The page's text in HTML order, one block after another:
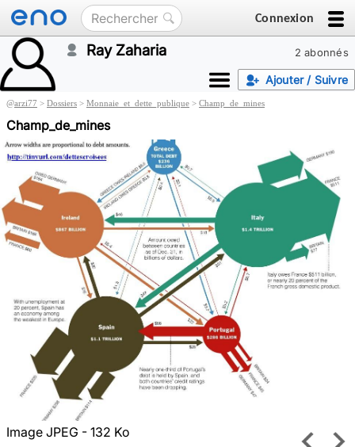
Connexion
2 abonnés
Ray Zaharia
Ajouter / Suivre
@arzi77 > Dossiers > Monnaie_et_dette_publique > Champ_de_mines
Champ_de_mines
Image JPEG - 132 Ko